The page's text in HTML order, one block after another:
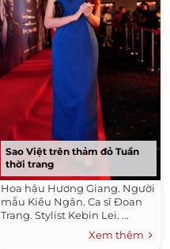
Sao Việt trên thảm đỏ Tuần
thời trang
Hoa hậu Hương Giang. Người
mẫu Kiều Ngân. Ca sĩ Đoan
Trang. Stylist Kebin Lei. ...
Xem thêm